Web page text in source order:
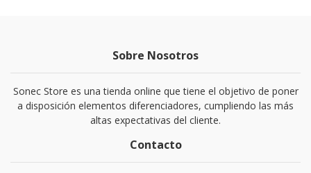
Sobre Nosotros
Sonec Store es una tienda online que tiene el objetivo de poner
a disposición elementos diferenciadores, cumpliendo las más
altas expectativas del cliente.
Contacto